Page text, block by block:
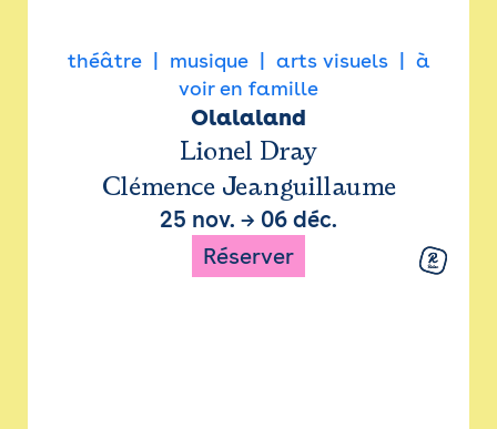
théâtre musique arts visuels
à
voir en famille
Olalaland
Lionel Dray
Clémence Jeanguillaume
25 nov. → 06 déc.
Réserver